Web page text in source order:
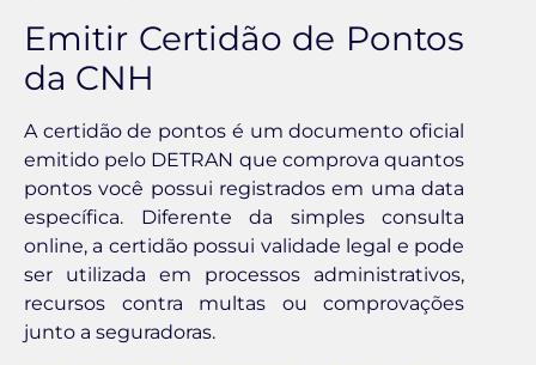
Emitir Certidão de Pontos
da CNH
A certidão de pontos é um documento oficial
emitido pelo DETRAN que comprova quantos
pontos você possui registrados em uma data
específica. Diferente da simples consulta
online, a certidão possui validade legal e pode
ser utilizada em processos administrativos,
recursos contra multas ou comprovações
junto a seguradoras.